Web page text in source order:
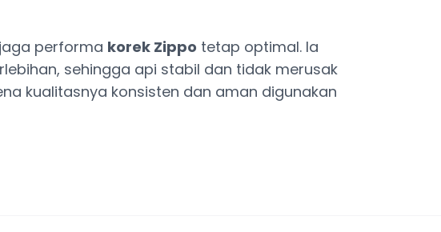
performa korek Zippo tetap optimal. Ia
sehingga api stabil dan tidak merusak
kualitasnya konsisten dan aman digunakan